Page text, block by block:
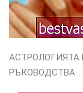
АСТРОЛОГИЯТА
РЪКОВОДСТВА